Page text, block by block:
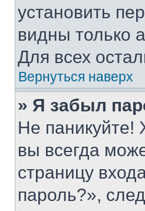
установить
видны только
Для всех
Вернуться наверх
» Я забыл
Не паникуйте!
вы всегда
страницу
пароль?»,